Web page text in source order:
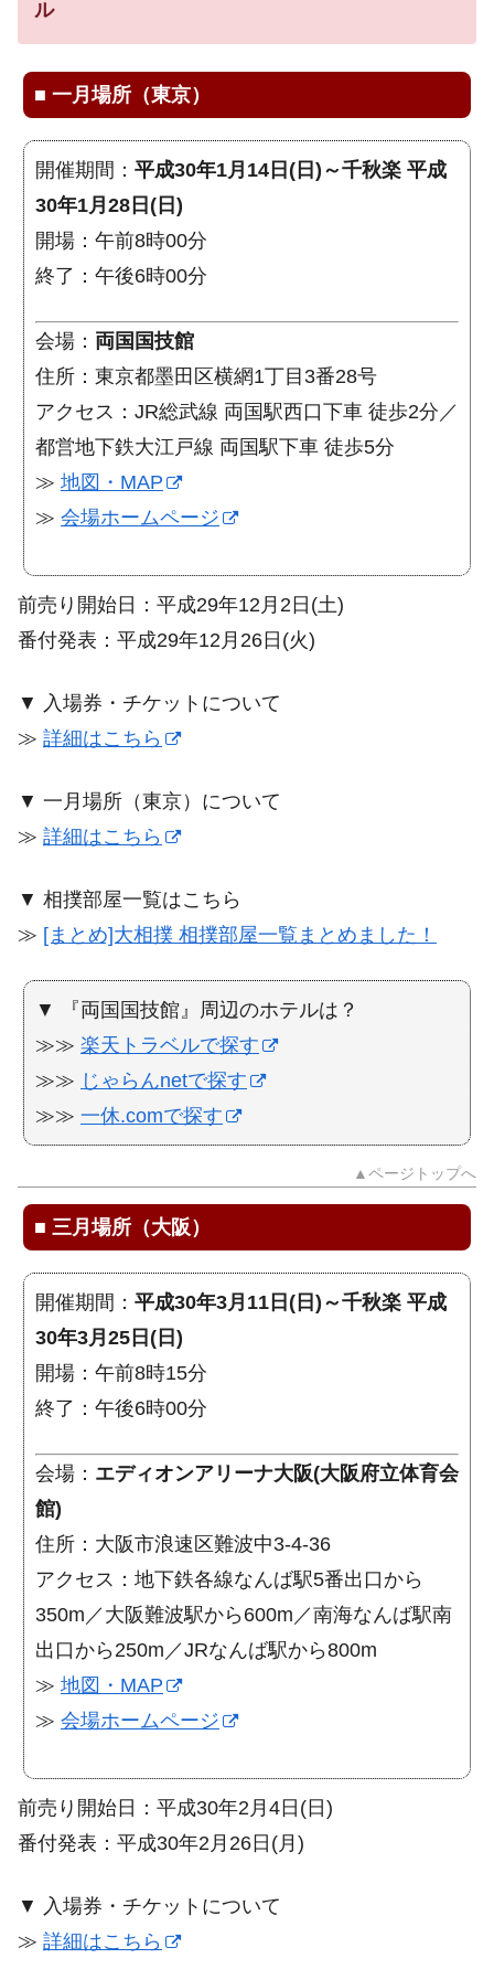
ル
■ 一月場所（東京）
開催期間： 平成30年1月14日(日)～千秋楽 平成
30年1月28日(日)
開場：午前8時00分
終了：午後6時00分
会場： 両国国技館
住所：東京都墨田区横網1丁目3番28号
アクセス：JR総武線 両国駅西口下車 徒歩2分／
都営地下鉄大江戸線 両国駅下車 徒歩5分
≫ 地図・MAP
≫ 会場ホームページ
前売り開始日：平成29年12月2日(土)
番付発表：平成29年12月26日(火)
▼ 入場券・チケットについて
≫ 詳細はこちら
▼ 一月場所（東京）について
≫ 詳細はこちら
▼ 相撲部屋一覧はこちら
≫ [まとめ]大相撲 相撲部屋一覧まとめました！
▼ 『両国国技館』周辺のホテルは？
≫≫ 楽天トラベルで探す
≫≫ じゃらんnetで探す
≫≫ 一休.comで探す
▲ページトップへ
■ 三月場所（大阪）
開催期間： 平成30年3月11日(日)～千秋楽 平成
30年3月25日(日)
開場：午前8時15分
終了：午後6時00分
会場： エディオンアリーナ大阪(大阪府立体育会
館)
住所：大阪市浪速区難波中3-4-36
アクセス：地下鉄各線なんば駅5番出口から
350m／大阪難波駅から600m／南海なんば駅南
出口から250m／JRなんば駅から800m
≫ 地図・MAP
≫ 会場ホームページ
前売り開始日：平成30年2月4日(日)
番付発表：平成30年2月26日(月)
▼ 入場券・チケットについて
≫ 詳細はこちら